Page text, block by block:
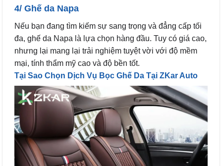
4/ Ghế da Napa
Nếu bạn đang tìm kiếm sự sang trọng và đẳng cấp tối
đa, ghế da Napa là lựa chọn hàng đầu. Tuy có giá cao,
nhưng lại mang lại trải nghiệm tuyệt vời với độ mềm
mại, tính thẩm mỹ cao và độ bền tốt.
Tại Sao Chọn Dịch Vụ Bọc Ghế Da Tại ZKar Auto